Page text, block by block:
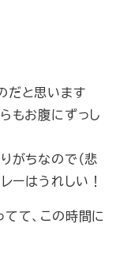
だと思います
もお腹にずっし
がちなので（悲
ーはうれしい！
て、この時間に